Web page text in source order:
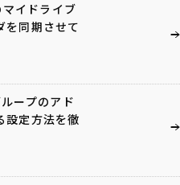
イドライブ
を同期させて
ープのアド
設定方法を徹